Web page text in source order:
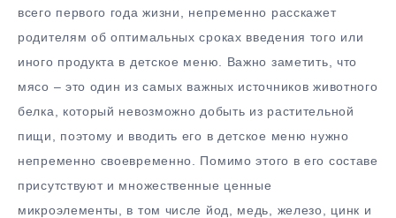
всего первого года жизни, непременно расскажет
родителям об оптимальных сроках введения того или
иного продукта в детское меню. Важно заметить, что
мясо – это один из самых важных источников животного
белка, который невозможно добыть из растительной
пищи, поэтому и вводить его в детское меню нужно
непременно своевременно. Помимо этого в его составе
присутствуют и множественные ценные
микроэлементы, в том числе йод, медь, железо, цинк и